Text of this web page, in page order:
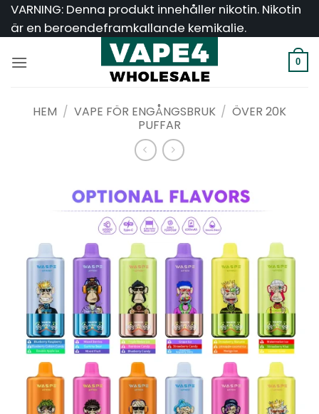
Hoppa
till
VARNING: Denna produkt innehåller nikotin. Nikotin
är en beroendeframkallande kemikalie.
0
HEM / VAPE FÖR ENGÅNGSBRUK / ÖVER 20K
PUFFAR